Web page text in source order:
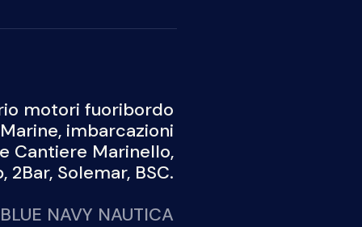
motori fuoribordo
imbarcazioni
Cantiere Marinello,
2Bar, Solemar, BSC.
BLUE NAVY NAUTICA